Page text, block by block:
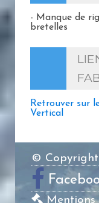
- Manque de
bretelles
Retrouver sur
Vertical
© Copyright
Mentions